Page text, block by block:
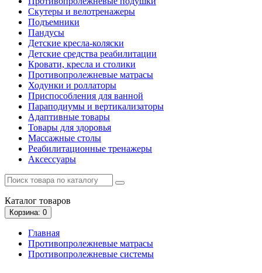
Скутеры и велотренажеры
Подъемники
Пандусы
Детские кресла-коляски
Детские средства реабилитации
Кровати, кресла и столики
Противопролежневые матрасы
Ходунки и роллаторы
Приспособления для ванной
Параподиумы и вертикализаторы
Адаптивные товары
Товары для здоровья
Массажные столы
Реабилитационные тренажеры
Аксессуары
Каталог товаров
Корзина: 0
Главная
Противопролежневые матрасы
Противопролежневые системы